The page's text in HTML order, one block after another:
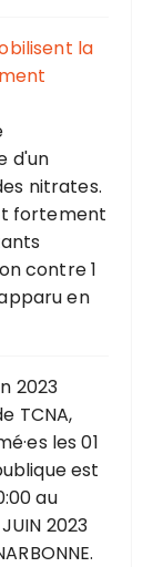
la
d'un
nitrates.
fortement
contre 1
en
2023
TCNA,
les 01
est
au
2023